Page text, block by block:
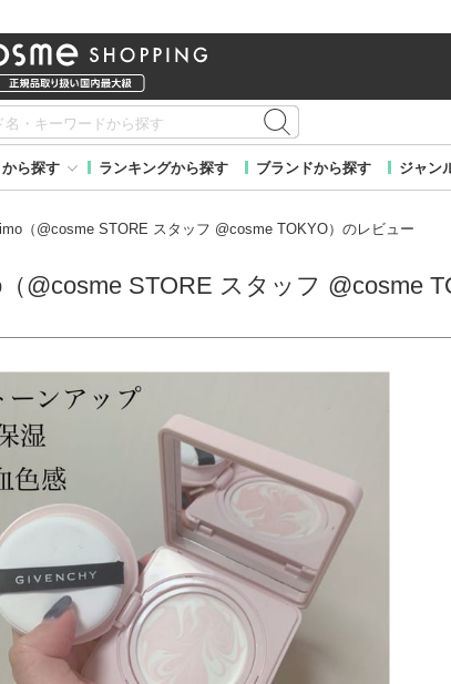
ら探す ランキングから探す ブランドから探す ジャン
（@cosme STORE スタッフ @cosme TOKYO）のレビュー
@cosme STORE スタッフ @cosme